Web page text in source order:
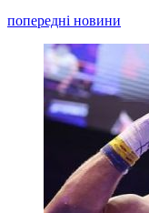
попередні новини